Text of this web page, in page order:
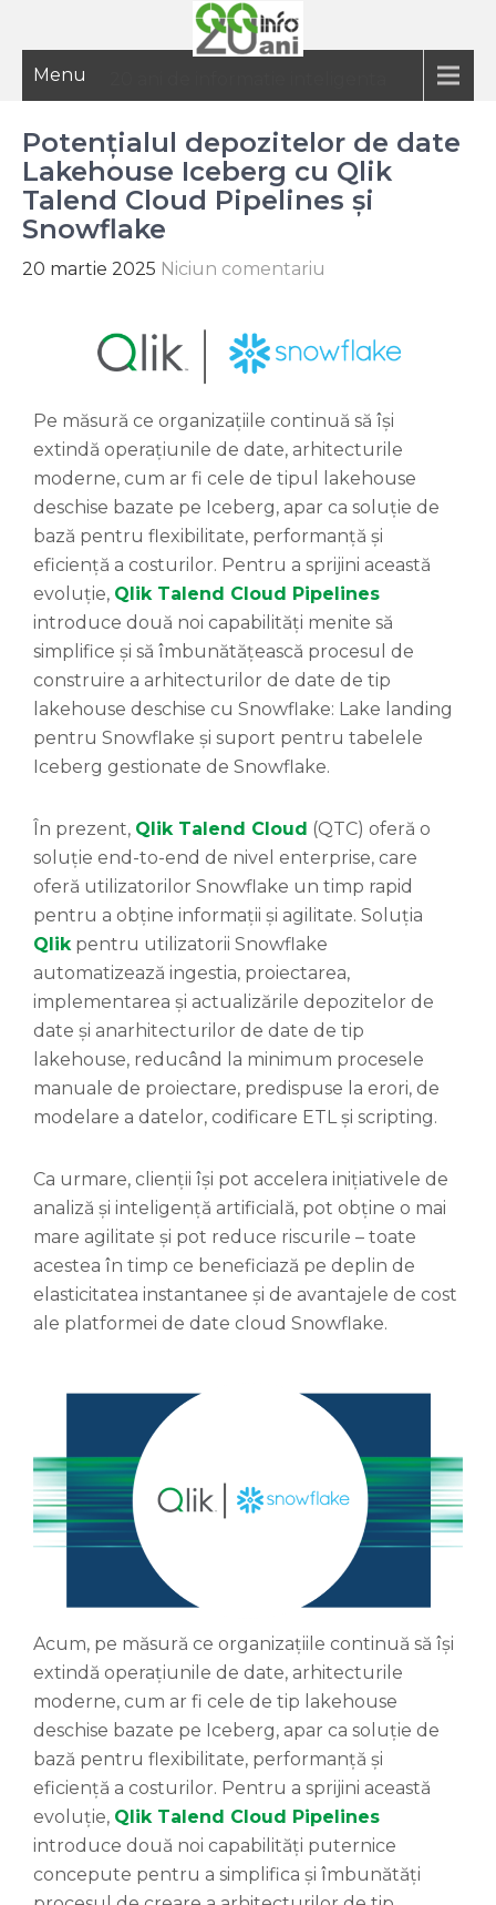
Menu
Potențialul depozitelor de date
Lakehouse Iceberg cu Qlik
Talend Cloud Pipelines și
Snowflake
20 martie 2025 Niciun comentariu
Pe măsură ce organizațiile continuă să își
extindă operațiunile de date, arhitecturile
moderne, cum ar fi cele de tipul lakehouse
deschise bazate pe Iceberg, apar ca soluție de
bază pentru flexibilitate, performanță și
eficiență a costurilor. Pentru a sprijini această
evoluție, Qlik Talend Cloud Pipelines
introduce două noi capabilități menite să
simplifice și să îmbunătățească procesul de
construire a arhitecturilor de date de tip
lakehouse deschise cu Snowflake: Lake landing
pentru Snowflake și suport pentru tabelele
Iceberg gestionate de Snowflake.
În prezent, Qlik Talend Cloud (QTC) oferă o
soluție end-to-end de nivel enterprise, care
oferă utilizatorilor Snowflake un timp rapid
pentru a obține informații și agilitate. Soluția
Qlikpentru utilizatorii Snowflake
automatizează ingestia, proiectarea,
implementarea și actualizările depozitelor de
date și anarhitecturilor de date de tip
lakehouse, reducând la minimum procesele
manuale de proiectare, predispuse la erori, de
modelare a datelor, codificare ETL și scripting.
Ca urmare, clienții își pot accelera inițiativele de
analiză și inteligență artificială, pot obține o mai
mare agilitate și pot reduce riscurile – toate
acestea în timp ce beneficiază pe deplin de
elasticitatea instantanee și de avantajele de cost
ale platformei de date cloud Snowflake.
Acum, pe măsură ce organizațiile continuă să își
extindă operațiunile de date, arhitecturile
moderne, cum ar fi cele de tip lakehouse
deschise bazate pe Iceberg, apar ca soluție de
bază pentru flexibilitate, performanță și
eficiență a costurilor. Pentru a sprijini această
evoluție, Qlik Talend Cloud Pipelines
introduce două noi capabilități puternice
concepute pentru a simplifica și îmbunătăți